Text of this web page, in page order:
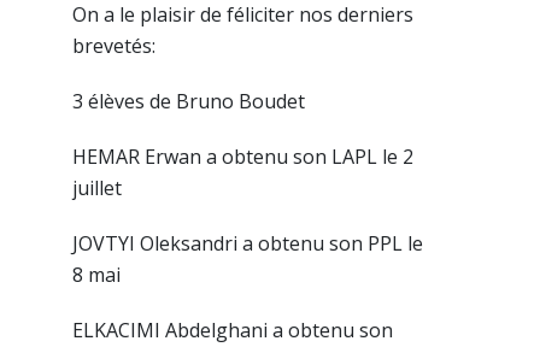
On a le plaisir de féliciter nos derniers
brevetés:
3 élèves de Bruno Boudet
HEMAR Erwan a obtenu son LAPL le 2
juillet
JOVTYI Oleksandri a obtenu son PPL le
8 mai
ELKACIMI Abdelghani a obtenu son